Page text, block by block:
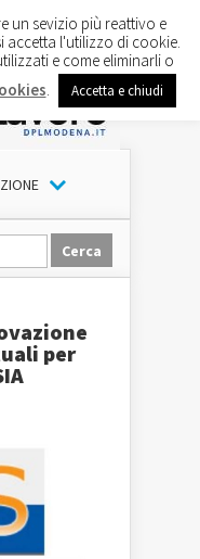
per
un sevizio più reattivo e
accetta l'utilizzo di cookie.
e come eliminarli o
Accetta e chiudi